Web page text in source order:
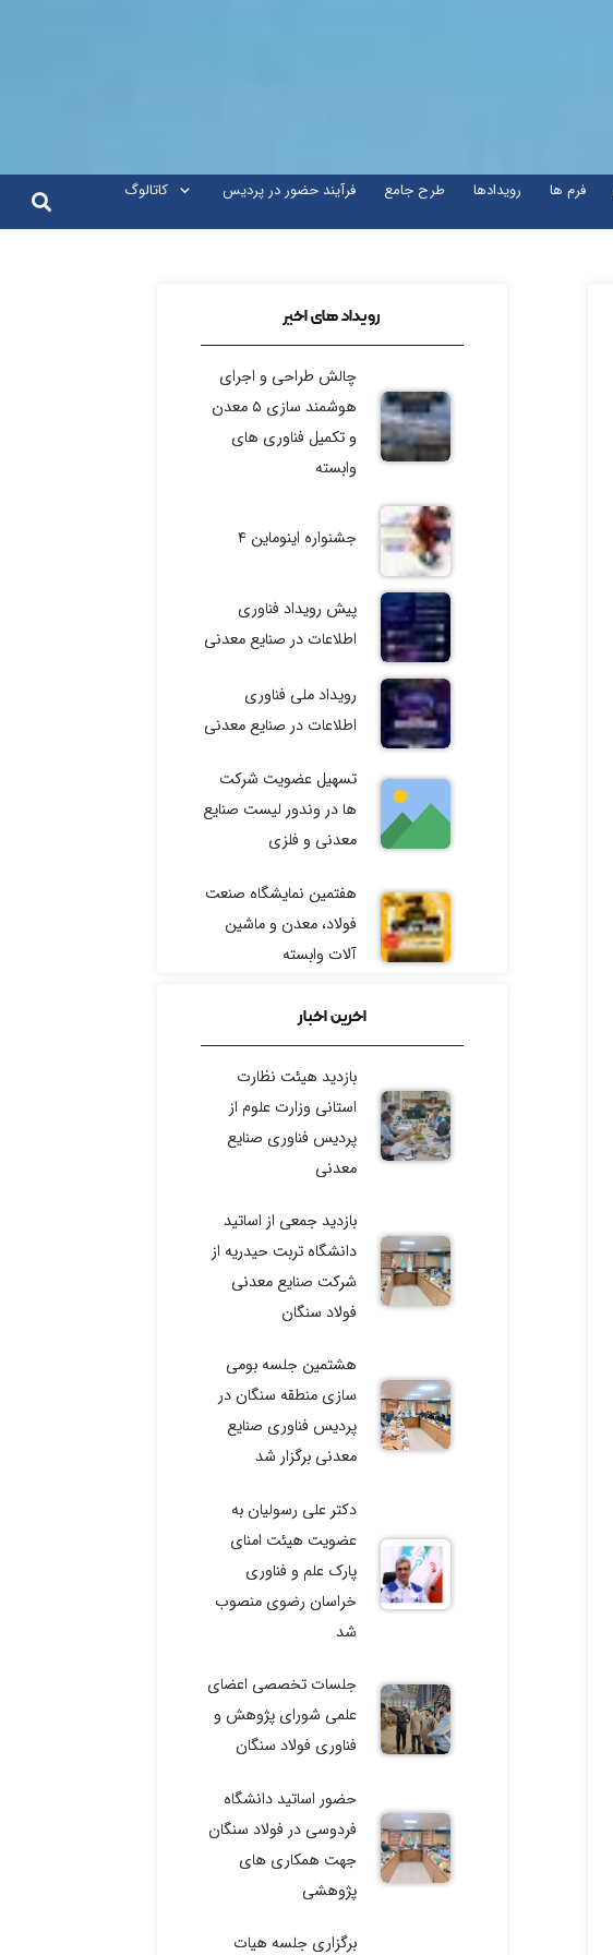
کاتالوگ فرآیند حضور در پردیس طرح جامع رویدادها فرم ها
رویداد های اخیر
چالش طراحی و اجرای
هوشمند سازی ۵ معدن
و تکمیل فناوری های
وابسته
جشنواره اینوماین ۴
پیش رویداد فناوری
اطلاعات در صنایع معدنی
رویداد ملی فناوری
اطلاعات در صنایع معدنی
تسهیل عضویت شرکت
ها در وندور لیست صنایع
معدنی و فلزی
هفتمین نمایشگاه صنعت
فولاد، معدن و ماشین
آلات وابسته
نوزدهمین نمایشگاه بین
ریخته گری
چالش فناوری شرکت
مجتمع فولاد خراسان
رویداد توسعه ایده‌های
فناورانه گل‌گهر
رویداد تخصصی سرمایه
گذاری صنعت معدن
اخرین اخبار
بازدید هیئت نظارت
استانی وزارت علوم از
پردیس فناوری صنایع
معدنی
بازدید جمعی از اساتید
دانشگاه تربت حیدریه از
شرکت صنایع معدنی
فولاد سنگان
هشتمین جلسه بومی
سازی منطقه سنگان در
پردیس فناوری صنایع
معدنی برگزار شد
دکتر علی رسولیان به
عضویت هیئت امنای
پارک علم و فناوری
خراسان رضوی منصوب
شد
جلسات تخصصی اعضای
علمی شورای پژوهش و
فناوری فولاد سنگان
حضور اساتید دانشگاه
فردوسی در فولاد سنگان
جهت همکاری های
پژوهشی
برگزاری جلسه هیات